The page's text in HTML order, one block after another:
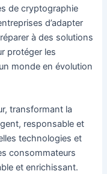
de cryptographie
d’adapter
à des solutions
protéger les
monde en évolution
transformant la
responsable et
technologies et
consommateurs
et enrichissant.